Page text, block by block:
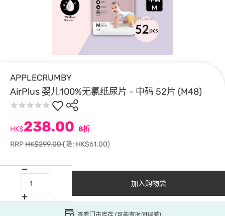
APPLECRUMBY
AirPlus 婴儿100%无氯纸尿片 - 中码 52片 (M48)
HK$238.00 8折
RRPHK$299.00(降: HK$61.00)
加入购物袋